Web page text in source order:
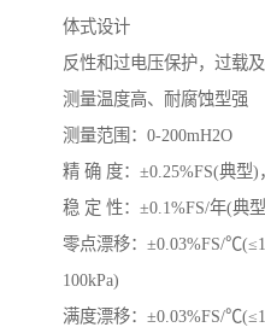
体式设计
反性和过电压保护，过载
测量温度高、耐腐蚀型强
测量范围：0-200mH2O
精 确 度：±0.25%FS(典型)
稳 定 性：±0.1%FS/年(典
零点漂移：±0.03%FS/
100kPa)
满度漂移：±0.03%FS/